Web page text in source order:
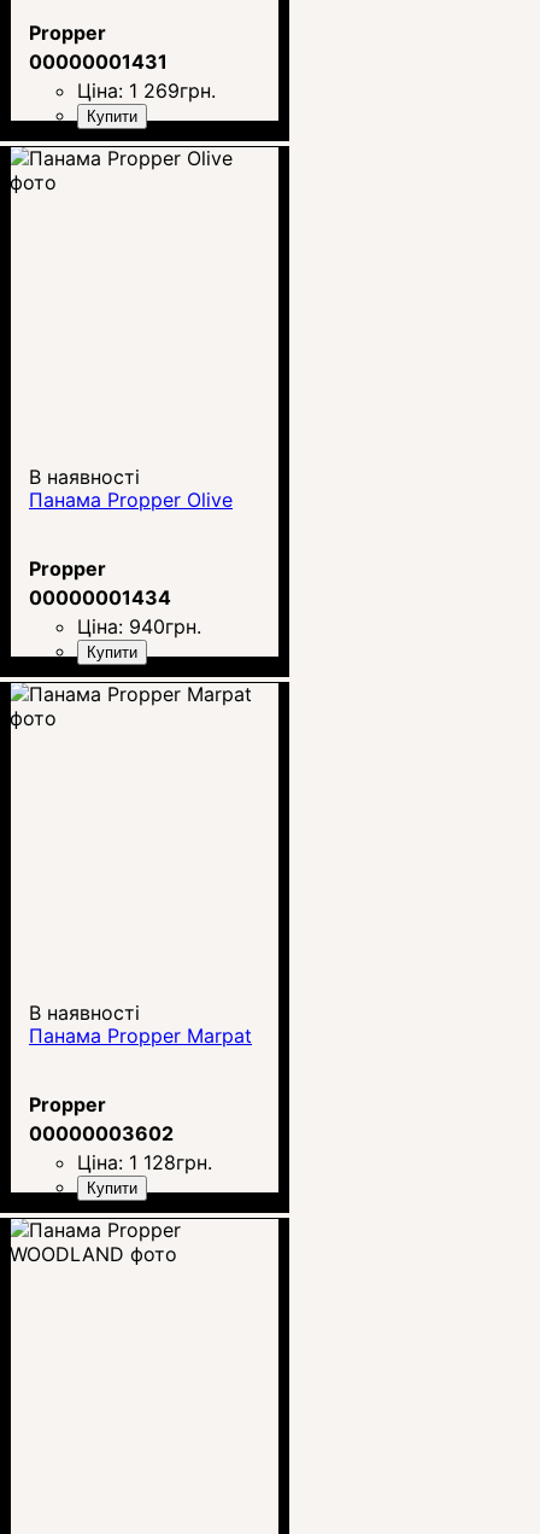
Propper
00000001431
Ціна: 1 269грн.
Купити
В наявності
Панама Propper Olive
Propper
00000001434
Ціна: 940грн.
Купити
В наявності
Панама Propper Marpat
Propper
00000003602
Ціна: 1 128грн.
Купити